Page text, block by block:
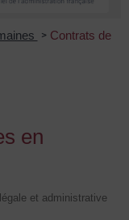
> Contrats de
en
et administrative